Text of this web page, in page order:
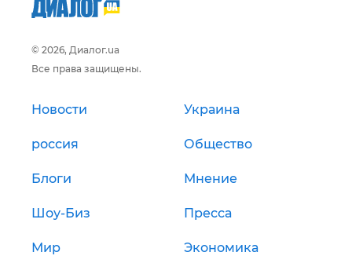
© 2026, Диалог.ua
Все права защищены.
Новости Украина
россия Общество
Блоги Мнение
Шоу-Биз Пресса
Мир Экономика